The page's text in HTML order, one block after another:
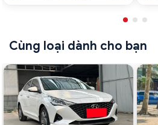
Cùng loại dành cho bạn